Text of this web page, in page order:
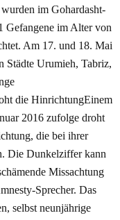
im Gohardasht-
Gefangene im Alter von
Am 17. und 18. Mai
Städte Urumieh, Tabriz,
die HinrichtungEinem
2016 zufolge droht
die bei ihrer
Die Dunkelziffer kann
Missachtung
Sprecher. Das
selbst neunjährige